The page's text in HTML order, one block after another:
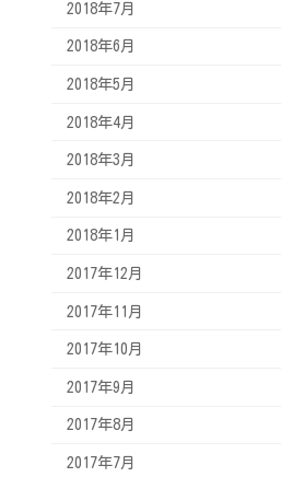
2018年7月
2018年6月
2018年5月
2018年4月
2018年3月
2018年2月
2018年1月
2017年12月
2017年11月
2017年10月
2017年9月
2017年8月
2017年7月